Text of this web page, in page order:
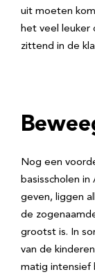
uit moeten
het veel leuker
zittend in de
Nog een
basisscholen
geven, liggen
de
grootst is. In
van de
matig intensief